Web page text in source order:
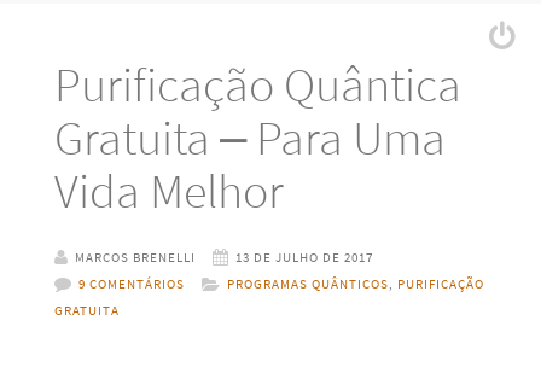
Purificação Quântica
Gratuita – Para Uma
Vida Melhor
MARCOS BRENELLI
13 DE JULHO DE 2017
9 COMENTÁRIOS
PROGRAMAS QUÂNTICOS, PURIFICAÇÃO
GRATUITA